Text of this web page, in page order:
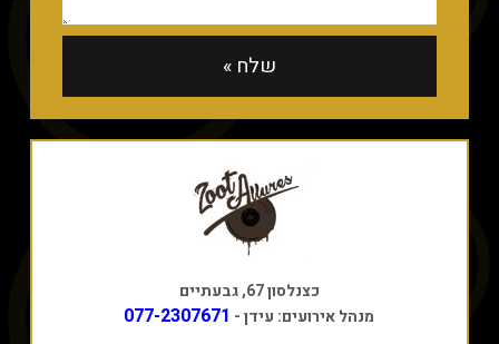
כצנלסון 67, גבעתיים
מנהל אירועים: עידן - 077-2307671